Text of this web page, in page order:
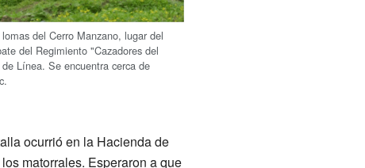
del Cerro Manzano, lugar del
del Regimiento "Cazadores del
Línea. Se encuentra cerca de
ocurrió en la Hacienda de
matorrales. Esperaron a que